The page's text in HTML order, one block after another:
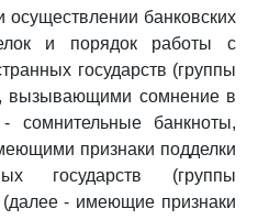
осуществлении банковских
и порядок работы с
государств (группы
вызывающими сомнение в
сомнительные банкноты,
признаки подделки
государств (группы
(далее - имеющие признаки